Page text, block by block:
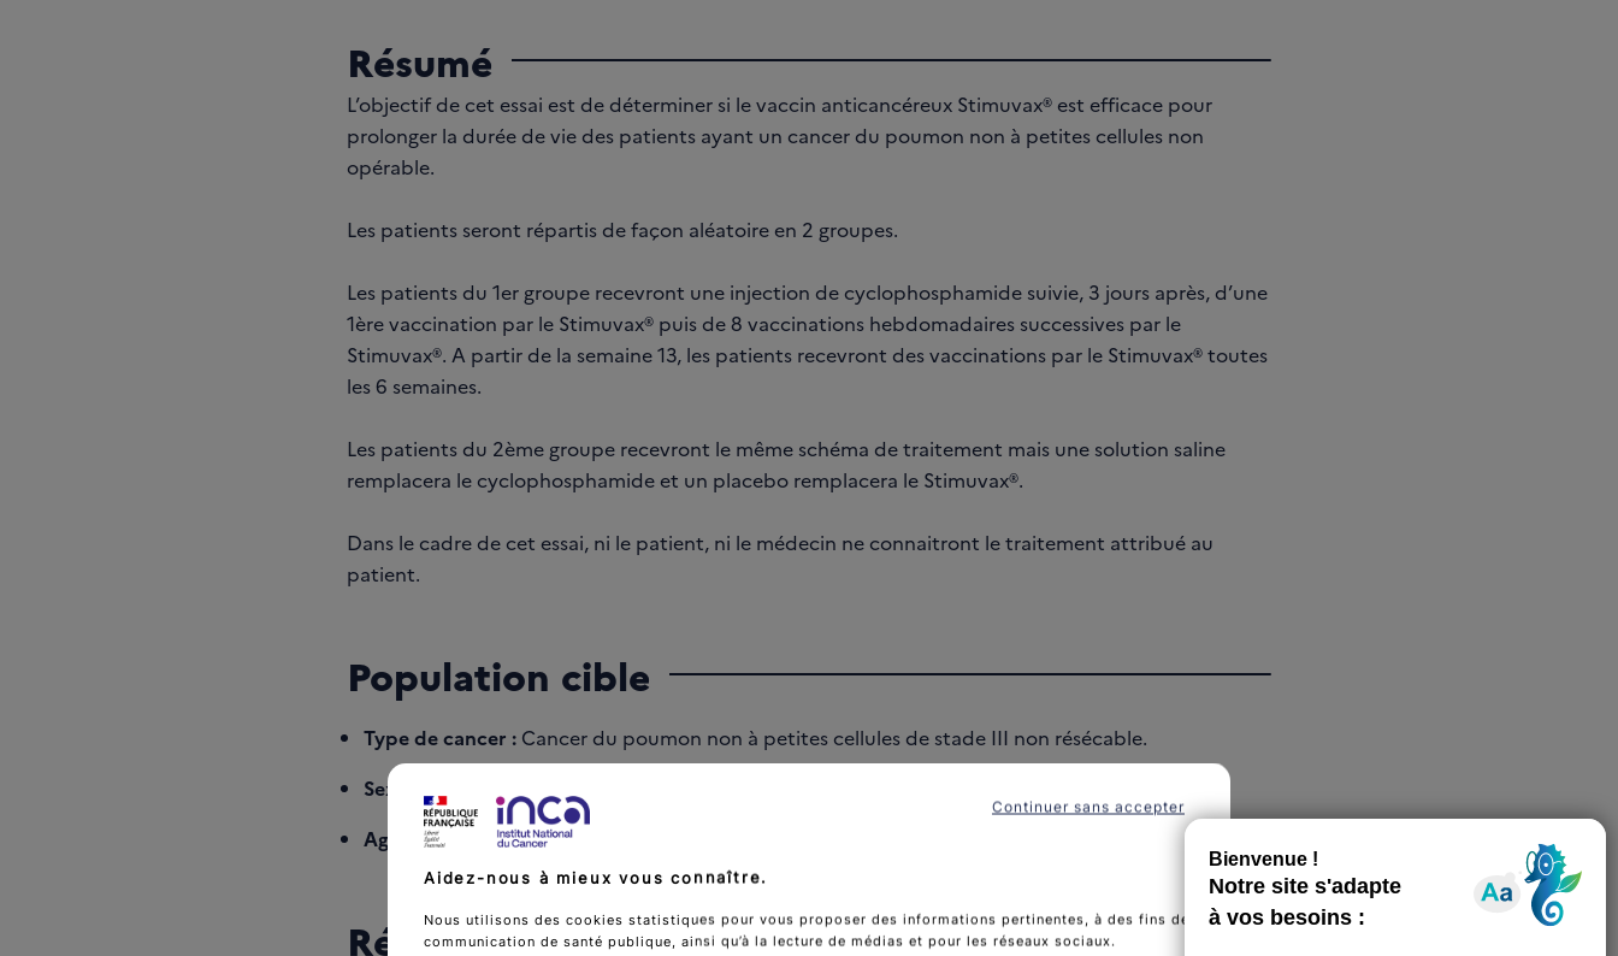
Résumé
L’objectif de cet essai est de déterminer si le vaccin anticancéreux Stimuvax® est efficace pour
prolonger la durée de vie des patients ayant un cancer du poumon non à petites cellules non
opérable.
Les patients seront répartis de façon aléatoire en 2 groupes.
Les patients du 1er groupe recevront une injection de cyclophosphamide suivie, 3 jours après, d’une
1ère vaccination par le Stimuvax® puis de 8 vaccinations hebdomadaires successives par le
Stimuvax®. A partir de la semaine 13, les patients recevront des vaccinations par le Stimuvax® toutes
les 6 semaines.
Les patients du 2ème groupe recevront le même schéma de traitement mais une solution saline
remplacera le cyclophosphamide et un placebo remplacera le Stimuvax®.
Dans le cadre de cet essai, ni le patient, ni le médecin ne connaitront le traitement attribué au
patient.
Population cible
Type de cancer : Cancer du poumon non à petites cellules de stade III non résécable.
Sexe :
Age :
Supérieur ou égal à 18 ans
Références de l'essai
Aidez-nous à mieux vous connaître.
Nous utilisons des cookies statistiques pour vous proposer des informations pertinentes, à des fins de
communication de santé publique, ainsi qu’à la lecture de médias et pour les réseaux sociaux.
Continuer sans accepter